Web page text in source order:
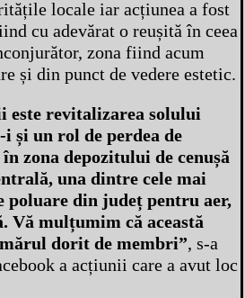
locale iar acțiunea a fost
cu adevărat o reușită în ceea
zona fiind acum
și din punct de vedere estetic.
este revitalizarea solului
și un rol de perdea de
zona depozitului de cenușă
una dintre cele mai
poluare din județ pentru aer,
Vă mulțumim că această
dorit de membri”, s-a
a acțiunii care a avut loc